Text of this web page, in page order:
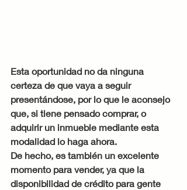
Esta oportunidad no da ninguna
certeza de que vaya a seguir
presentándose, por lo que le aconsejo
que, si tiene pensado comprar, o
adquirir un inmueble mediante esta
modalidad lo haga ahora.
De hecho, es también un excelente
momento para vender, ya que la
disponibilidad de crédito para gente